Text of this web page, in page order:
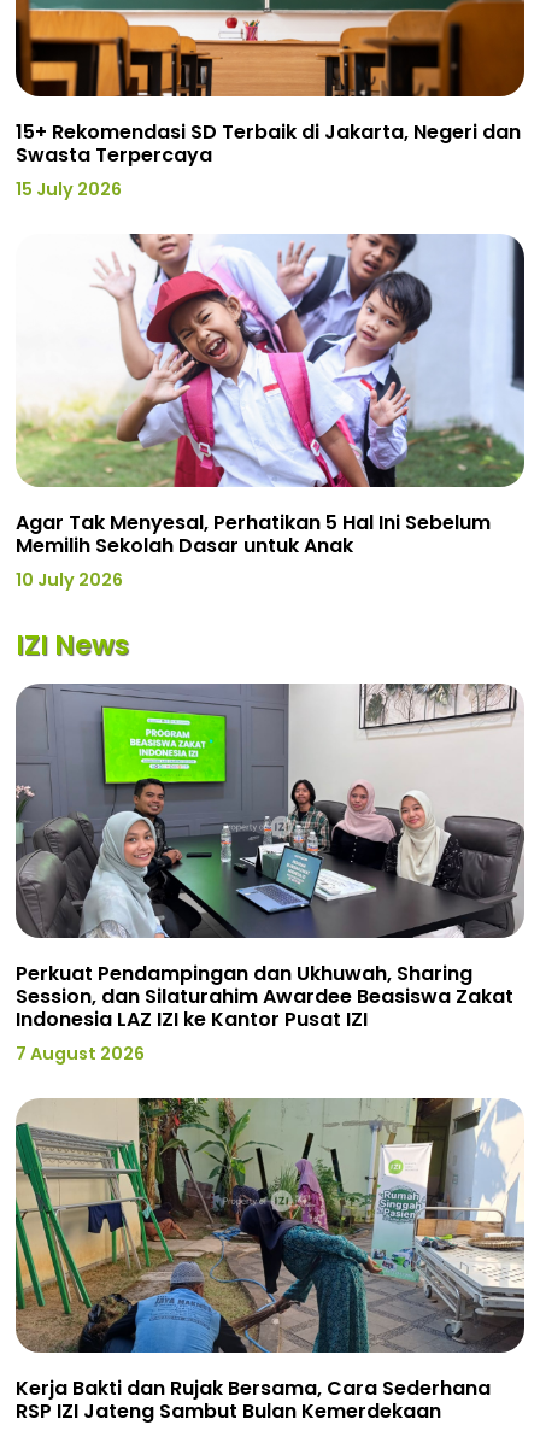
15+ Rekomendasi SD Terbaik di Jakarta, Negeri dan
Swasta Terpercaya
15 July 2026
Agar Tak Menyesal, Perhatikan 5 Hal Ini Sebelum
Memilih Sekolah Dasar untuk Anak
10 July 2026
IZI News
Perkuat Pendampingan dan Ukhuwah, Sharing
Session, dan Silaturahim Awardee Beasiswa Zakat
Indonesia LAZ IZI ke Kantor Pusat IZI
7 August 2026
Kerja Bakti dan Rujak Bersama, Cara Sederhana
RSP IZI Jateng Sambut Bulan Kemerdekaan